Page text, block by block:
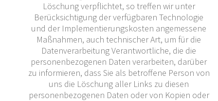
Löschung verpflichtet, so treffen wir unter
Berücksichtigung der verfügbaren Technologie
und der Implementierungskosten angemessene
Maßnahmen, auch technischer Art, um für die
Datenverarbeitung Verantwortliche, die die
personenbezogenen Daten verarbeiten, darüber
zu informieren, dass Sie als betroffene Person von
uns die Löschung aller Links zu diesen
personenbezogenen Daten oder von Kopien oder